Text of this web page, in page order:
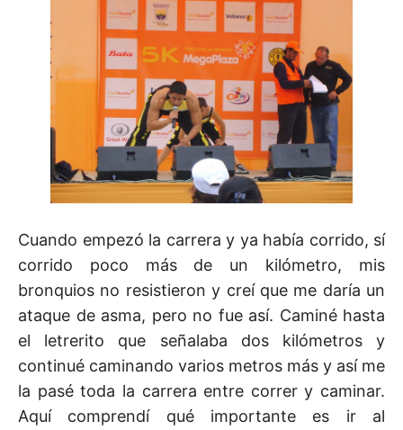
Cuando empezó la carrera y ya había corrido, sí
corrido poco más de un kilómetro, mis
bronquios no resistieron y creí que me daría un
ataque de asma, pero no fue así. Caminé hasta
el letrerito que señalaba dos kilómetros y
continué caminando varios metros más y así me
la pasé toda la carrera entre correr y caminar.
Aquí comprendí qué importante es ir al